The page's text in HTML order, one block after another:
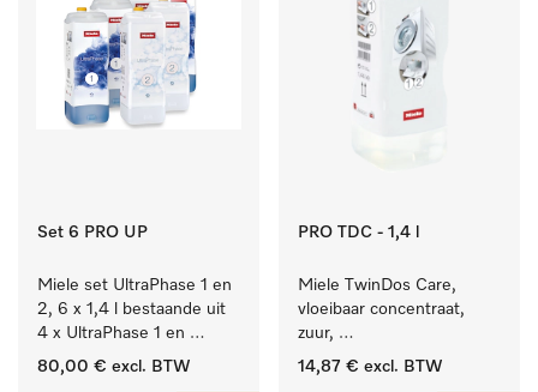
Set 6 PRO UP
Miele set UltraPhase 1 en
2, 6 x 1,4 l bestaande uit
4 x UltraPhase 1 en
2 x UltraPhase 2.
80,00 € excl. BTW
PRO TDC - 1,4 l
Miele TwinDos Care,
vloeibaar concentraat,
zuur,
1,4 l Reinigingsmiddel
14,87 € excl. BTW